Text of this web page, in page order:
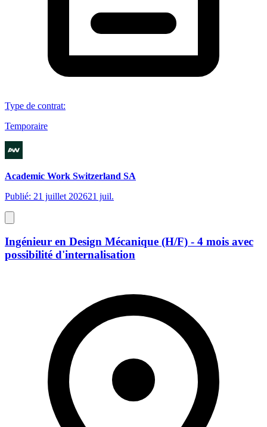
Type de contrat:
Temporaire
Academic Work Switzerland SA
Publié: 21 juillet 202621 juil.
Ingénieur en Design Mécanique (H/F) - 4 mois avec
possibilité d'internalisation